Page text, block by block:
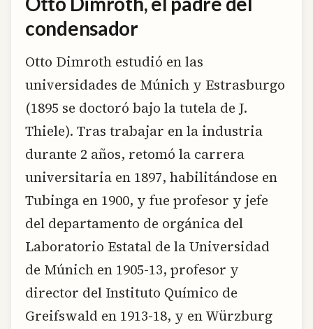
condensador
Otto Dimroth estudió en las
universidades de Múnich y Estrasburgo
(1895 se doctoró bajo la tutela de J.
Thiele). Tras trabajar en la industria
durante 2 años, retomó la carrera
universitaria en 1897, habilitándose en
Tubinga en 1900, y fue profesor y jefe
del departamento de orgánica del
Laboratorio Estatal de la Universidad
de Múnich en 1905-13, profesor y
director del Instituto Químico de
Greifswald en 1913-18, y en Würzburg